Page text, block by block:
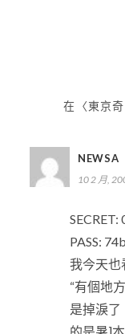
在〈東京
NEWSA
10 2 月,
SECRET:
PASS:
我今天也
“有個地
是掉淚